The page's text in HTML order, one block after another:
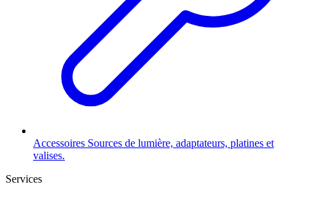
Accessoires Sources de lumière, adaptateurs, platines et
valises.
Services